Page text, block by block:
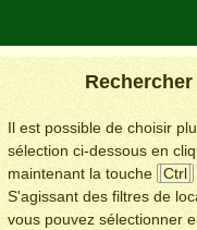
Il est possible de choisir
sélection ci-dessous en
maintenant la touche
Ctrl
S'agissant des filtres de
vous pouvez sélectionner